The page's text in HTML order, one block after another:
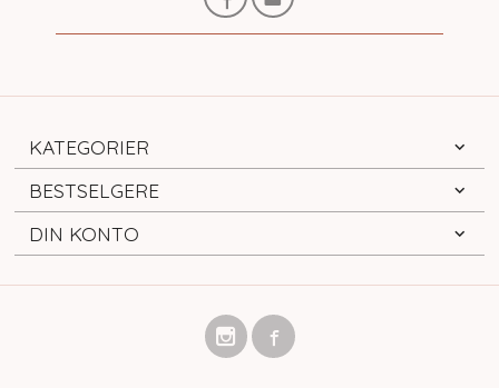
KATEGORIER
BESTSELGERE
DIN KONTO